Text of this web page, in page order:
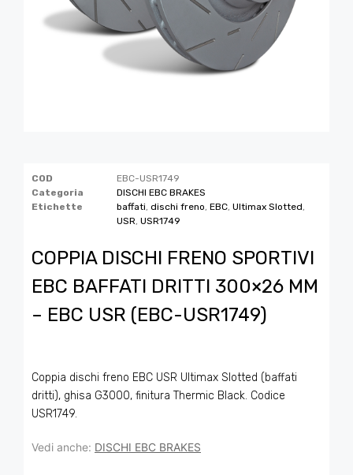
COD
EBC-USR1749
Categoria
DISCHI EBC BRAKES
Etichette
baffati dischi freno EBC Ultimax Slotted
USR USR1749
COPPIA DISCHI FRENO SPORTIVI
EBC BAFFATI DRITTI 300×26 MM
– EBC USR (EBC-USR1749)
Coppia dischi freno EBC USR Ultimax Slotted (baffati
dritti), ghisa G3000, finitura Thermic Black. Codice
USR1749.
Vedi anche: DISCHI EBC BRAKES